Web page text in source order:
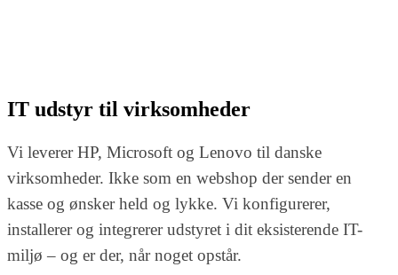
IT udstyr til virksomheder
Vi leverer HP, Microsoft og Lenovo til danske
virksomheder. Ikke som en webshop der sender en
kasse og ønsker held og lykke. Vi konfigurerer,
installerer og integrerer udstyret i dit eksisterende IT-
miljø – og er der, når noget opstår.